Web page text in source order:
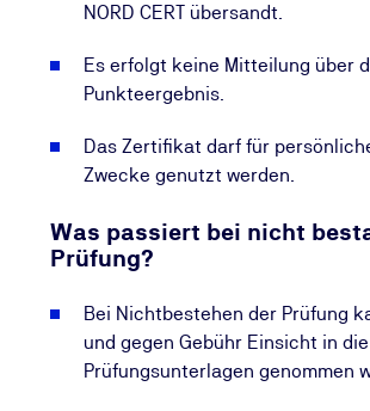
NORD CERT übersandt.
Es erfolgt keine Mitteilung über
Punkteergebnis.
Das Zertifikat darf für
Zwecke genutzt werden.
Was passiert bei nicht
Prüfung?
Bei Nichtbestehen der Prüfung
und gegen Gebühr Einsicht in die
Prüfungsunterlagen genommen